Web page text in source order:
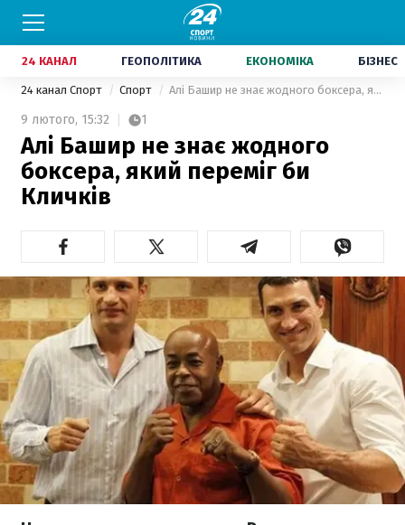
24 КАНАЛ ГЕОПОЛІТИКА ЕКОНОМІКА БІЗНЕС
24 канал Спорт Спорт Алі Башир не знає жодного боксера, який переміг би Кличків
9 лютого, 15:32 1
Алі Башир не знає жодного
боксера, який переміг би
Кличків